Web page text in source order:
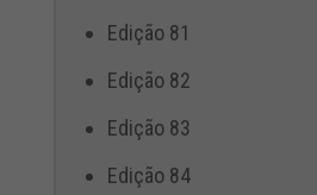
Edição 81
Edição 82
Edição 83
Edição 84